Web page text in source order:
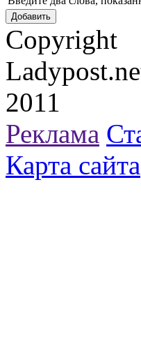
Copyright
2011
Реклама
Карта сайта